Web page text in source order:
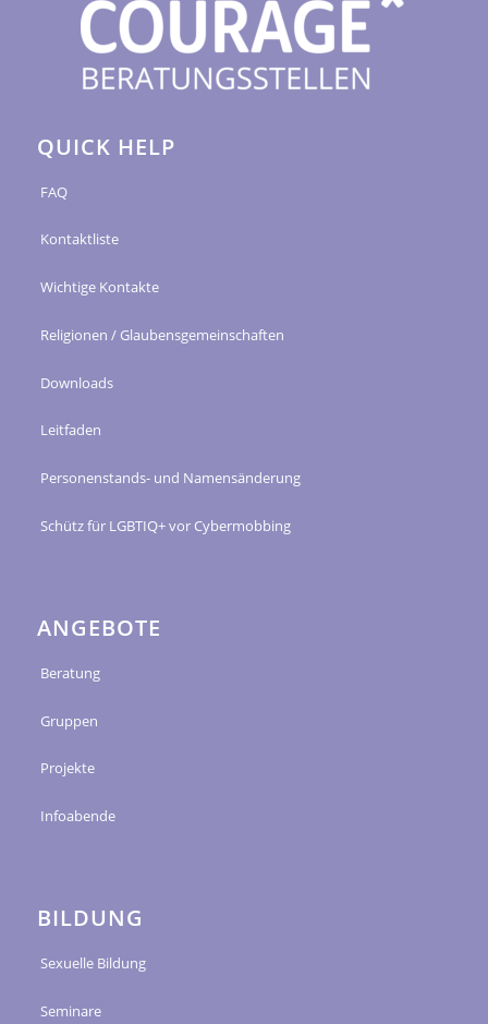
QUICK HELP
FAQ
Kontaktliste
Wichtige Kontakte
Religionen / Glaubensgemeinschaften
Downloads
Leitfaden
Personenstands- und Namensänderung
Schütz für LGBTIQ+ vor Cybermobbing
ANGEBOTE
Beratung
Gruppen
Projekte
Infoabende
BILDUNG
Sexuelle Bildung
Seminare